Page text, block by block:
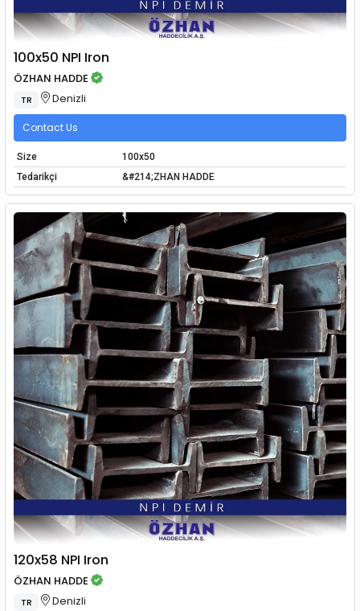
100x50 NPI Iron
ÖZHAN HADDE
TR Denizli
Contact Us
Size
100x50
Tedarikçi
&#214;ZHAN HADDE
120x58 NPI Iron
ÖZHAN HADDE
TR Denizli